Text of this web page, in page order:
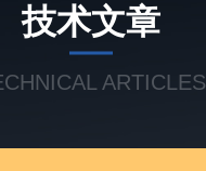
技术文章
ARTICLES